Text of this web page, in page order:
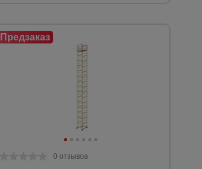
0 отзывов